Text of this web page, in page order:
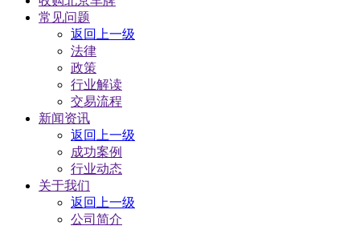
常见问题
返回上一级
法律
政策
行业解读
交易流程
新闻资讯
返回上一级
成功案例
行业动态
关于我们
返回上一级
公司简介